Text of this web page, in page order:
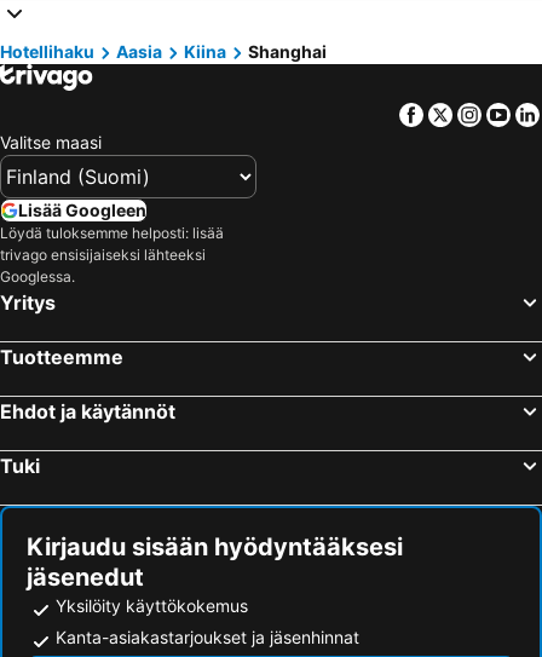
Hotellit – Malta
Hotellit – Teneriffa
Hotellit – Gardajärvi
Hotellit – Phuket
Hotellit – Espanja
Hotellit – Kos Saari
Hotellit – Lofoten
Hotellit – Ylläs
Hotellit – Kroatia
Hotellihaku Aasia Kiina Shanghai
Facebook
Twitter
Valitse maasi
Lisää Googleen
Löydä tuloksemme helposti: lisää
trivago ensisijaiseksi lähteeksi
Googlessa.
Yritys
Tuotteemme
Ehdot ja käytännöt
Tuki
Kirjaudu sisään hyödyntääksesi
jäsenedut
Yksilöity käyttökokemus
Kanta-asiakastarjoukset ja jäsenhinnat